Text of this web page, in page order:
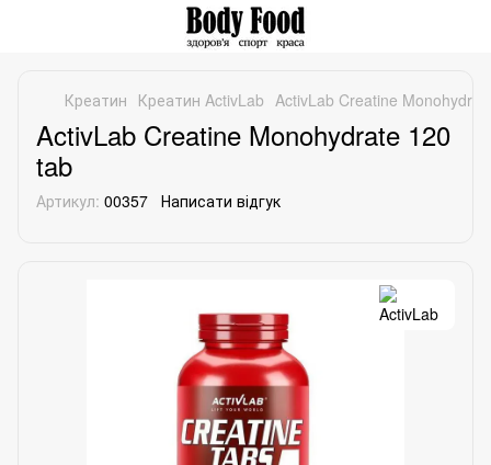
Креатин Креатин ActivLab ActivLab Creatine
ActivLab Creatine Monohydrate 120
tab
Артикул: 00357 Написати відгук